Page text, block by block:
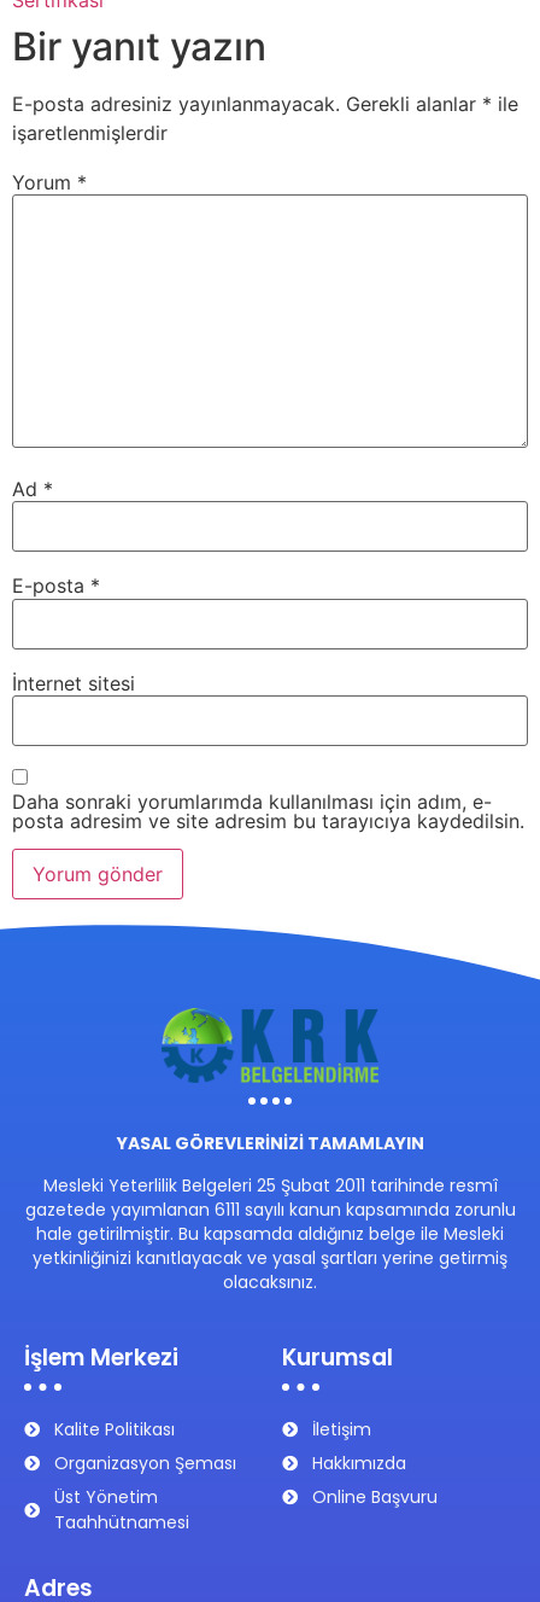
Bir yanıt yazın
E-posta adresiniz yayınlanmayacak. Gerekli alanlar * ile
işaretlenmişlerdir
Yorum *
Ad *
E-posta *
İnternet sitesi
Daha sonraki yorumlarımda kullanılması için adım, e-
posta adresim ve site adresim bu tarayıcıya kaydedilsin.
YASAL GÖREVLERİNİZİ TAMAMLAYIN
Mesleki Yeterlilik Belgeleri 25 Şubat 2011 tarihinde resmî
gazetede yayımlanan 6111 sayılı kanun kapsamında zorunlu
hale getirilmiştir. Bu kapsamda aldığınız belge ile Mesleki
yetkinliğinizi kanıtlayacak ve yasal şartları yerine getirmiş
olacaksınız.
İşlem Merkezi
Kalite Politikası
Organizasyon Şeması
Üst Yönetim
Taahhütnamesi
Kurumsal
İletişim
Hakkımızda
Online Başvuru
Adres